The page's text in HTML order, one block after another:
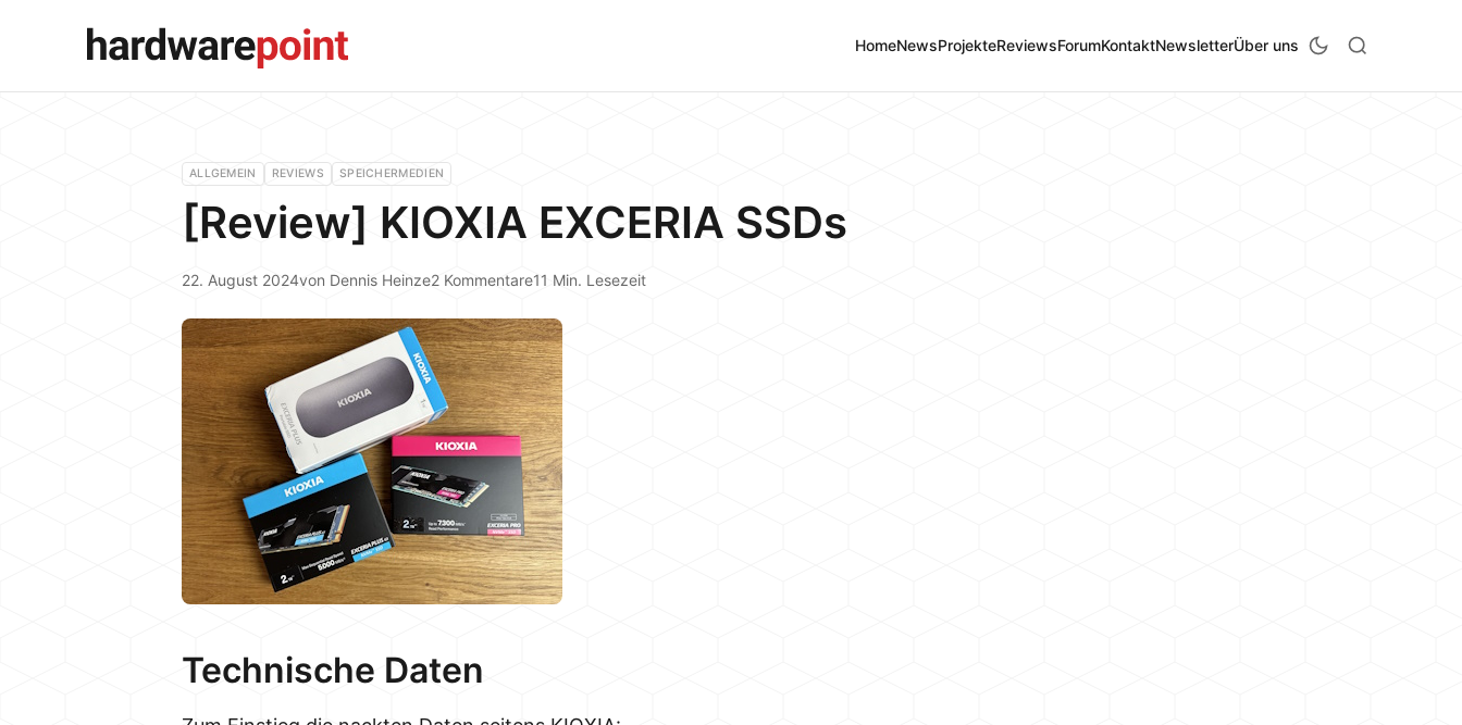
HomeNewsProjekteReviewsForumKontaktNewsletterÜber uns
ALLGEMEIN REVIEWS SPEICHERMEDIEN
[Review] KIOXIA EXCERIA SSDs
22. August 2024von Dennis Heinze2 Kommentare11 Min. Lesezeit
Technische Daten